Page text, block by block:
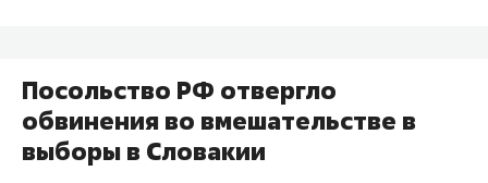
Посольство РФ отвергло
обвинения во вмешательстве в
выборы в Словакии